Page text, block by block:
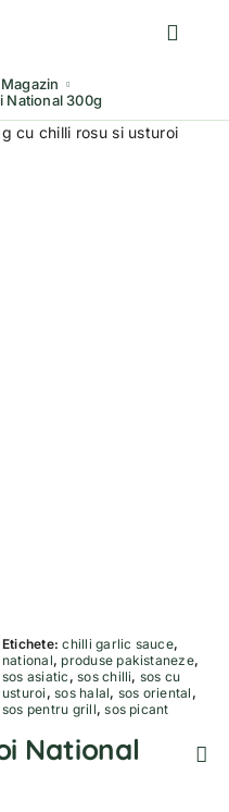
Magazin
National 300g
Etichete:chilli garlic sauce,
national, produse pakistaneze,
sos asiatic ,sos chilli, sos cu
usturoi ,sos halal, sos oriental ,
sos pentru grill,sos picant
National